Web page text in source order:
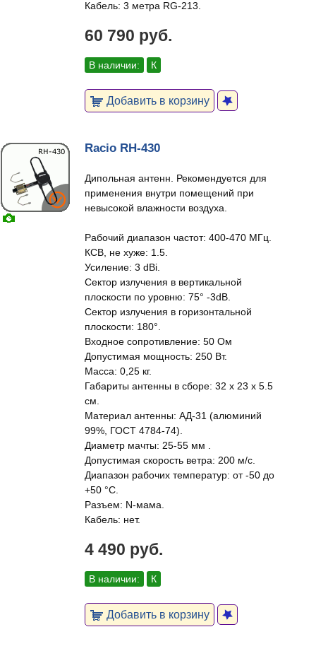
Кабель: 3 метра RG-213.
60 790 руб.
В наличии: К
Добавить в корзину
Racio RH-430
Дипольная антенн. Рекомендуется для
применения внутри помещений при
невысокой влажности воздуха.
Рабочий диапазон частот: 400-470 МГц.
КСВ, не хуже: 1.5.
Усиление: 3 dBi.
Сектор излучения в вертикальной
плоскости по уровню: 75° -3dB.
Сектор излучения в горизонтальной
плоскости: 180°.
Входное сопротивление: 50 Ом
Допустимая мощность: 250 Вт.
Масса: 0,25 кг.
Габариты антенны в сборе: 32 x 23 х 5.5
см.
Материал антенны: АД-31 (алюминий
99%, ГОСТ 4784-74).
Диаметр мачты: 25-55 мм .
Допустимая скорость ветра: 200 м/с.
Диапазон рабочих температур: от -50 до
+50 °С.
Разъем: N-мама.
Кабель: нет.
4 490 руб.
В наличии: К
Добавить в корзину